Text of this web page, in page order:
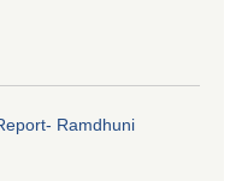
Ramdhuni